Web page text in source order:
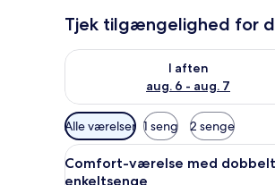
Tjek tilgængelighed for
I aften
aug. 6 - aug. 7
Tjek tilgængelighed for i aften
Tilgængelige
filtre
for
værelser
Alle værelser 1 seng 2 senge
Indlæs
alle
Et
10
Comfort-værelse med
enkeltsenge